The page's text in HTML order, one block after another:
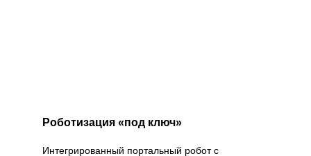
Роботизация «под ключ»
Интегрированный портальный робот с